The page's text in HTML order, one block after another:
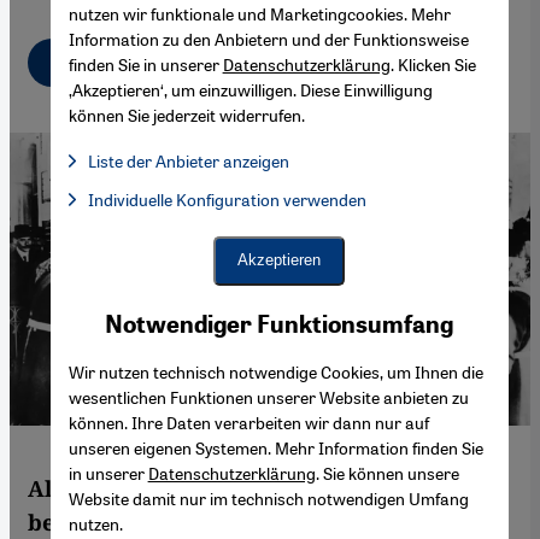
Deutsch English
Als vor 100 Jahren der Erste Weltkrieg
begann, waren deutsche Berater im
Notwendiger Funktionsumfang
Wir nutzen technisch notwendige Cookies, um Ihnen die
wesentlichen Funktionen unserer Website anbieten zu
können. Ihre Daten verarbeiten wir dann nur auf
unseren eigenen Systemen. Mehr Information finden Sie
in unserer Datenschutzerklärung. Sie können unsere
Website damit nur im technisch notwendigen Umfang
nutzen.
nutzen wir funktionale und Marketingcookies. Mehr
Information zu den Anbietern und der Funktionsweise
finden Sie in unserer Datenschutzerklärung. Klicken Sie
‚Akzeptieren‘, um einzuwilligen. Diese Einwilligung
können Sie jederzeit widerrufen.
Liste der Anbieter anzeigen
Facebook Embed / Facebook Connect, Google Maps Embed,
Facebook Embed / Facebook Connect
Google Maps Embed
Individuelle Konfiguration verwenden
Akzeptieren